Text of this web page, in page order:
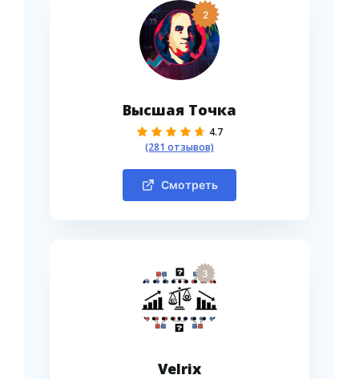
2
Высшая Точка
4.7
(281 отзывов)
Смотреть
3
Velrix